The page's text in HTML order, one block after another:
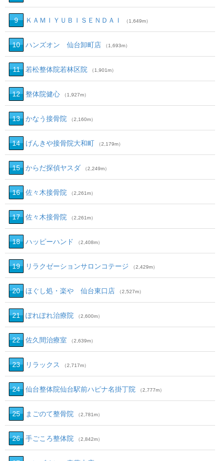
9 ＫＡＭＩＹＵＢＩＳＥＮＤＡＩ （1,649m）
10 ハンズオン 仙台卸町店 （1,693m）
11 若松整体院若林区院 （1,901m）
12 整体院健心 （1,927m）
13 かなう接骨院 （2,160m）
14 げんきや接骨院大和町 （2,179m）
15 からだ探偵ヤスダ （2,249m）
16 佐々木接骨院 （2,261m）
17 佐々木接骨院 （2,261m）
18 ハッピーハンド （2,408m）
19 リラクゼーションサロンコテージ （2,429m）
20 ほぐし処・楽や 仙台東口店 （2,527m）
21 ぽれぽれ治療院 （2,600m）
22 佐久間治療室 （2,639m）
23 リラックス （2,717m）
24 仙台整体院仙台駅前ハピナ名掛丁院 （2,777m）
25 まごのて整骨院 （2,781m）
26 手ごころ整体院 （2,842m）